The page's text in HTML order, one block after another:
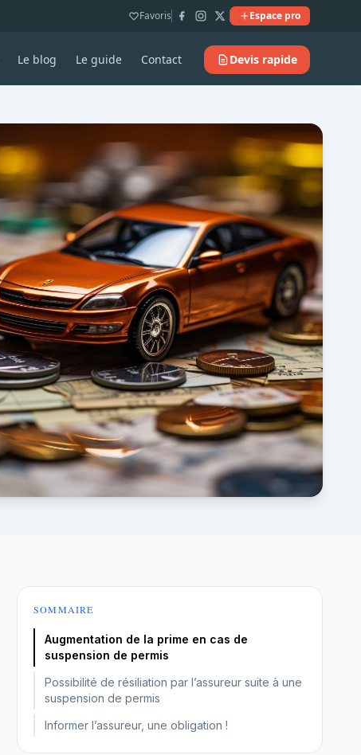
Favoris Espace pro
Le blog Le guide Contact Devis rapide
SOMMAIRE
Augmentation de la prime en cas de
suspension de permis
Possibilité de résiliation par l’assureur suite à une
suspension de permis
Informer l’assureur, une obligation !